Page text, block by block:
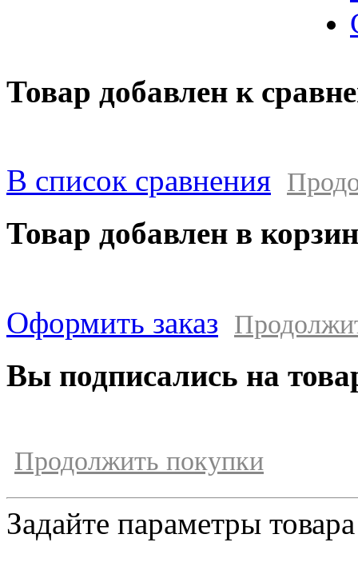
Товар добавлен к
В список сравнения
Товар добавлен в
Оформить заказ
Вы подписались на
Продолжить покупки
Задайте параметры товара